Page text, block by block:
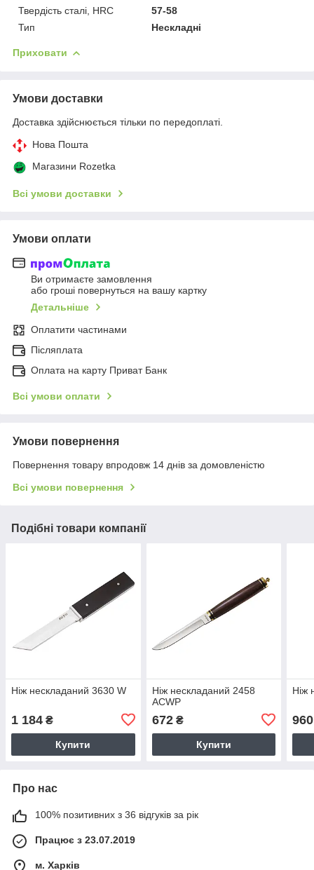
Твердість сталі, HRC
57-58
Тип
Нескладні
Приховати
Умови доставки
Доставка здійснюється тільки по передоплаті.
Нова Пошта
Магазини Rozetka
Всі умови доставки
Умови оплати
Ви отримаєте замовлення
або гроші повернуться на вашу картку
Детальніше
Оплатити частинами
Післяплата
Оплата на карту Приват Банк
Всі умови оплати
Умови повернення
Повернення товару впродовж 14 днів за домовленістю
Всі умови повернення
Подібні товари компанії
Ніж нескладаний 3630 W
1 184 ₴
Купити
Ніж нескладаний 2458
ACWP
672₴
Купити
Ніж
960
Про нас
100% позитивних з 36 відгуків за рік
Працює з 23.07.2019
м. Харків